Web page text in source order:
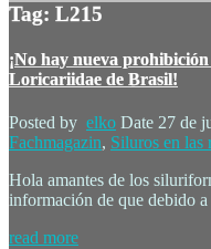
Tag: L215
¡No hay nueva
Loricariidae de Brasil!
Posted by elko Date 27 de
Fachmagazin, Siluros en las
Hola amantes de los
información de que debido
read more